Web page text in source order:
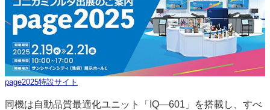
2022 見える化・MIS特集
特集・デジタル印刷 アイデアで勝負！ ～多様なビジネス・多彩な商材～
JAPAN PACK 2023 特集
中古印刷機・製本機特集
2022 検査・校正特集
特集・デジタル印刷 ～ 新成長軌道を描く
案内
発刊案内
JFPI印刷用語集 印刷機材年鑑
page2025特設サイト
同機は自動品質最適化ユニット「IQ―601」を搭載し、すべ